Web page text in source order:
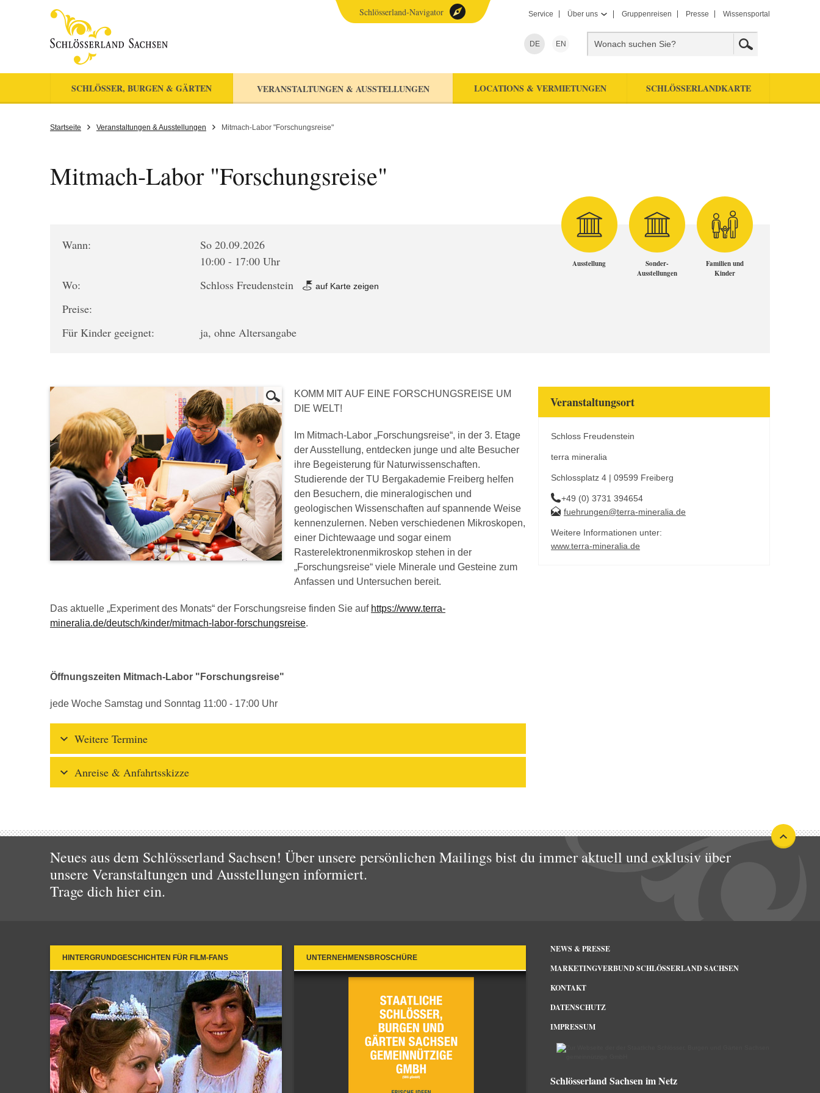
Service Über uns Gruppenreisen Presse Wissensportal
DE EN
SCHLÖSSER, BURGEN & GÄRTEN VERANSTALTUNGEN & AUSSTELLUNGEN LOCATIONS & VERMIETUNGEN SCHLÖSSERLANDKARTE
Schlösserland-Navigator
Startseite Veranstaltungen & Ausstellungen Mitmach-Labor "Forschungsreise"
Mitmach-Labor "Forschungsreise"
Wann:
So 20.09.2026
10:00 - 17:00 Uhr
Wo:
Schloss Freudenstein auf Karte zeigen
Preise:
Für Kinder geeignet:
ja, ohne Altersangabe
Ausstellung
Sonder-
Ausstellungen
Familien und
Kinder
KOMM MIT AUF EINE FORSCHUNGSREISE UM
DIE WELT!
Im Mitmach-Labor „Forschungsreise“, in der 3. Etage
der Ausstellung, entdecken junge und alte Besucher
ihre Begeisterung für Naturwissenschaften.
Studierende der TU Bergakademie Freiberg helfen
den Besuchern, die mineralogischen und
geologischen Wissenschaften auf spannende Weise
kennenzulernen. Neben verschiedenen Mikroskopen,
einer Dichtewaage und sogar einem
Rasterelektronenmikroskop stehen in der
„Forschungsreise“ viele Minerale und Gesteine zum
Anfassen und Untersuchen bereit.
Das aktuelle „Experiment des Monats“ der Forschungsreise finden Sie auf https://www.terra-
mineralia.de/deutsch/kinder/mitmach-labor-forschungsreise.
Öffnungszeiten Mitmach-Labor "Forschungsreise"
jede Woche Samstag und Sonntag 11:00 - 17:00 Uhr
Weitere Termine
Anreise & Anfahrtsskizze
Veranstaltungsort
Schloss Freudenstein
terra mineralia
Schlossplatz 4 | 09599 Freiberg
+49 (0) 3731 394654
fuehrungen@terra-mineralia.de
Weitere Informationen unter:
www.terra-mineralia.de
Neues aus dem Schlösserland Sachsen! Über unsere persönlichen Mailings bist du immer aktuell und exklusiv über
unsere Veranstaltungen und Ausstellungen informiert.
Trage dich hier ein.
HINTERGRUNDGESCHICHTEN FÜR FILM-FANS UNTERNEHMENSBROSCHÜRE
NEWS & PRESSE
MARKETINGVERBUND SCHLÖSSERLAND SACHSEN
KONTAKT
DATENSCHUTZ
IMPRESSUM
Schlösserland Sachsen im Netz